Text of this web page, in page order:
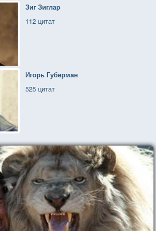
Зиг Зиглар
112 цитат
Игорь Губерман
525 цитат